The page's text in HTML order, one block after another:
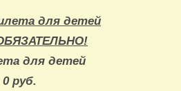
для детей
для детей
руб.